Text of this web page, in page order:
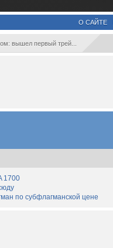
О САЙТЕ
вышел первый трей...
1700
по субфлагманской цене